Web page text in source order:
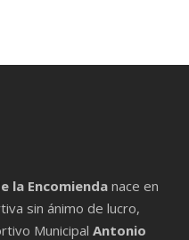
la Encomienda nace en
sin ánimo de lucro,
Municipal Antonio